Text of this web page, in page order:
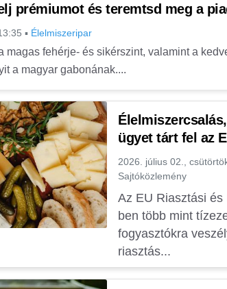
prémiumot és teremtsd meg a
▪ Élelmiszeripar
magas fehérje- és sikérszint, valamint a
a magyar gabonának....
ügyet tárt fel az
2026. július 02.,
Sajtóközlemény
Az EU Riasztási
ben több mint
fogyasztókra
riasztás...